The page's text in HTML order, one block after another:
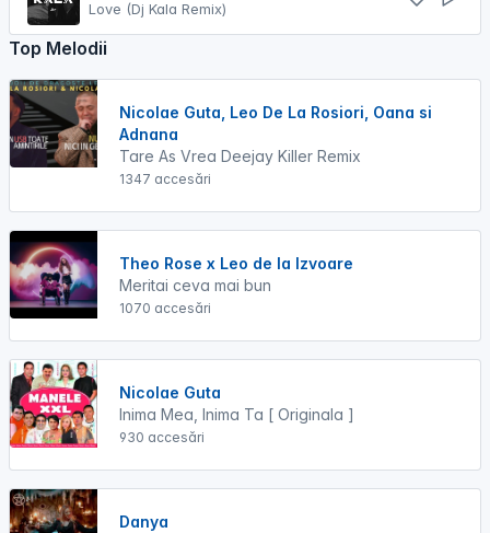
Love (Dj Kala Remix)
Top Melodii
Nicolae Guta, Leo De La Rosiori, Oana si
Adnana
Tare As Vrea Deejay Killer Remix
1347 accesări
Theo Rose x Leo de la Izvoare
Meritai ceva mai bun
1070 accesări
Nicolae Guta
Inima Mea, Inima Ta [ Originala ]
930 accesări
Danya